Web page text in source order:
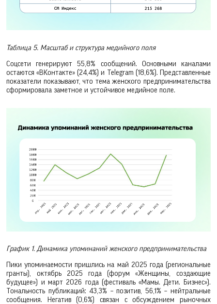
Таблица 5. Масштаб и структура медийного поля
Соцсети генерируют 55,8% сообщений. Основными каналами
остаются «ВКонтакте» (24,4%) и Telegram (18,6%). Представленные
показатели показывают, что тема женского предпринимательства
сформировала заметное и устойчивое медийное поле.
График 1. Динамика упоминаний женского предпринимательства
Пики упоминаемости пришлись на май 2025 года (региональные
гранты), октябрь 2025 года (форум «Женщины, создающие
будущее») и март 2026 года (фестиваль «Мамы. Дети. Бизнес»).
Тональность публикаций: 43,3% – позитив, 56,1% – нейтральные
сообщения. Негатив (0,6%) связан с обсуждением рыночных